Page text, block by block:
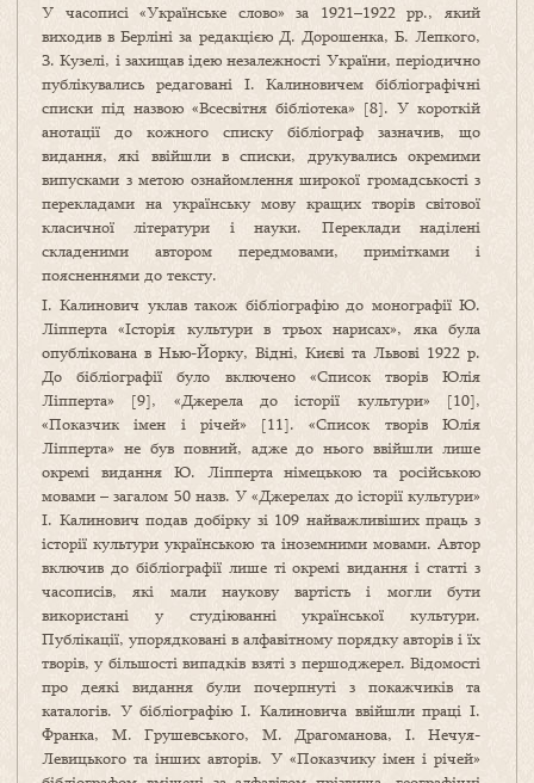
У часописі «Українське слово» за 1921–1922 рр., який
виходив в Берліні за редакцією Д. Дорошенка, Б. Лепкого,
З. Кузелі, і захищав ідею незалежності України, періодично
публі­кувались редаговані І. Калиновичем бібліо­графічні
списки під назвою «Всесвітня бібліотека» [8]. У короткій
анотації до кожного списку бібліо­граф зазначив, що
видання, які ввійшли в списки, друкувались окремими
випусками з метою ознайомлення широкої громадськості з
перекладами на українську мову кращих творів світової
класичної літератури і науки. Переклади наділені
складеними автором передмовами, примітками і
поясненнями до тексту.
І. Калинович уклав також бібліографію до монографії Ю.
Ліпперта «Історія культури в трьох нарисах», яка була
опублікована в Нью-Йорку, Відні, Києві та Львові 1922 р.
До бібліографії було включено «Список творів Юлія
Ліпперта» [9], «Джерела до історії культури» [10],
«Показчик імен і річей» [11]. «Список творів Юлія
Ліпперта» не був повний, адже до нього ввійшли лише
окремі видання Ю. Ліпперта німецькою та російською
мовами – загалом 50 назв. У «Джерелах до історії культури»
І. Калинович подав добірку зі 109 найважливіших праць з
історії культури українською та іноземними мовами. Автор
включив до бібліо­графії лише ті окремі видання і статті з
часописів, які мали наукову вартість і могли бути
використані у студіюванні української культури.
Публікації, упорядковані в алфавітному порядку авторів і їх
творів, у більшості випадків взяті з першо­джерел. Відомості
про деякі видання були почерпнуті з покажчиків та
каталогів. У бібліо­графію І. Калиновича ввійшли праці І.
Франка, М. Грушевського, М. Драгоманова, І. Нечуя-
Левицького та інших авторів. У «Показчику імен і річей»